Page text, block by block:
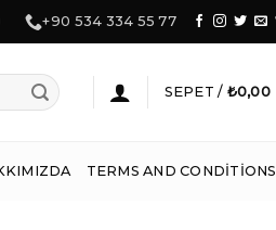
+90 534 334 55 77
SEPET / ₺0,00
TERMS AND CONDITIONS